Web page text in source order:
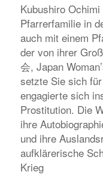
Kubushiro
Pfarrerfamilie in
auch mit einem
der von ihrer
会, Japan
setzte Sie sich
engagierte sich
Prostitution. Die
ihre
und ihre
aufklärerische
Krieg